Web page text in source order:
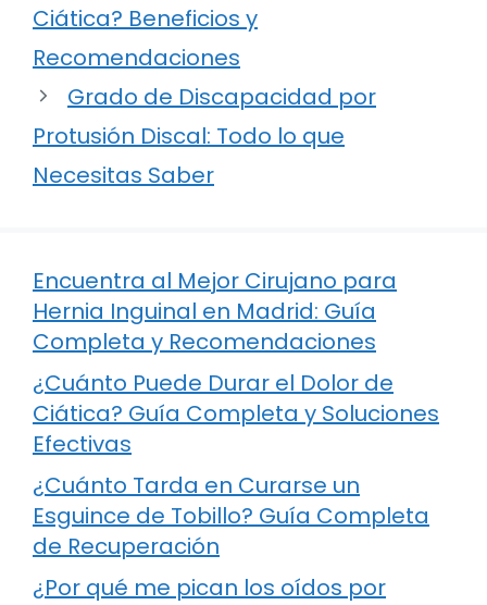
Ciática? Beneficios y
Recomendaciones
Grado de Discapacidad por
Protusión Discal: Todo lo que
Necesitas Saber
Encuentra al Mejor Cirujano para
Hernia Inguinal en Madrid: Guía
Completa y Recomendaciones
¿Cuánto Puede Durar el Dolor de
Ciática? Guía Completa y Soluciones
Efectivas
¿Cuánto Tarda en Curarse un
Esguince de Tobillo? Guía Completa
de Recuperación
¿Por qué me pican los oídos por